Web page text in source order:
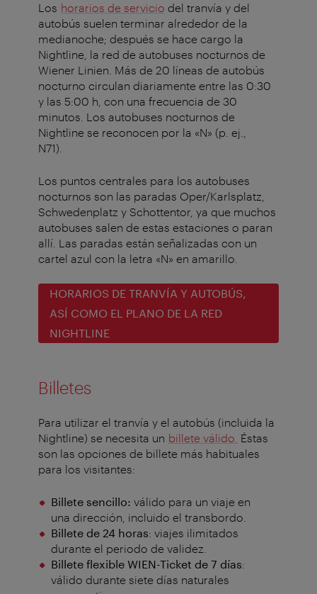
Los horarios de servicio del tranvía y del
autobús suelen terminar alrededor de la
medianoche; después se hace cargo la
Nightline, la red de autobuses nocturnos de
Wiener Linien. Más de 20 líneas de autobús
nocturno circulan diariamente entre las 0:30
y las 5:00 h, con una frecuencia de 30
minutos. Los autobuses nocturnos de
Nightline se reconocen por la «N» (p. ej.,
N71).
Los puntos centrales para los autobuses
nocturnos son las paradas Oper/Karlsplatz,
Schwedenplatz y Schottentor, ya que muchos
autobuses salen de estas estaciones o paran
allí. Las paradas están señalizadas con un
cartel azul con la letra «N» en amarillo.
HORARIOS DE TRANVÍA Y AUTOBÚS,
ASÍ COMO EL PLANO DE LA RED
NIGHTLINE
Billetes
Para utilizar el tranvía y el autobús (incluida la
Nightline) se necesita un billete válido. Éstas
son las opciones de billete más habituales
para los visitantes:
Billete sencillo: válido para un viaje en
una dirección, incluido el transbordo.
Billete de 24 horas: viajes ilimitados
durante el periodo de validez.
Billete flexible WIEN-Ticket de 7 días:
válido durante siete días naturales